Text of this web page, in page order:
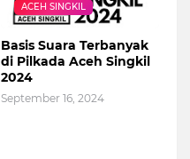
ACEH SINGKIL
Basis Suara Terbanyak
di Pilkada Aceh Singkil
2024
September 16, 2024